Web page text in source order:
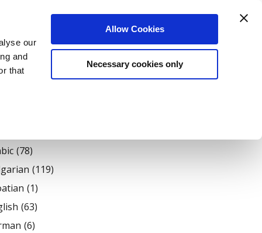
our
and
that
Allow Cookies
Necessary cookies only
Нашият екип За Нас Блог
(78)
(119)
(1)
(63)
(6)